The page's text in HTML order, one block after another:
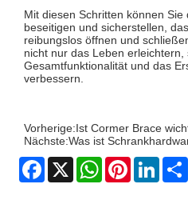
Mit diesen Schritten können Sie
beseitigen und sicherstellen,
reibungslos öffnen und
nicht nur das Leben
Gesamtfunktionalität und das
verbessern.
Vorherige:Ist Cormer Brace
Nächste:Was ist
Facebook
X WhatsAppPinterest